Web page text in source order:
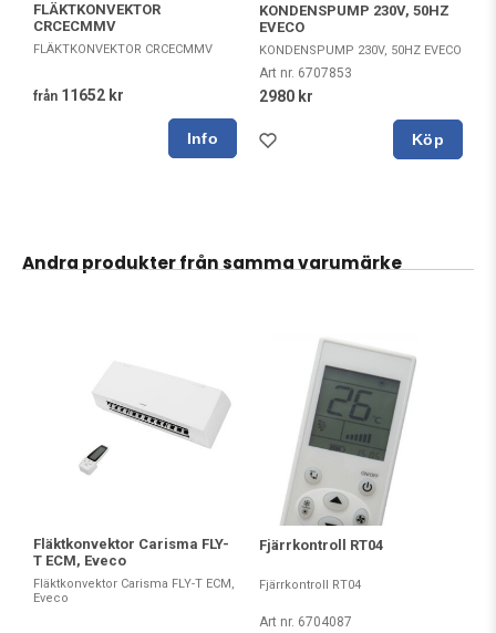
FLÄKTKONVEKTOR
CRCECMMV
FLÄKTKONVEKTOR CRCECMMV
från 11652 kr
KONDENSPUMP 230V, 50HZ
EVECO
KONDENSPUMP 230V, 50HZ EVECO
Art nr. 6707853
2980 kr
Köp
Andra produkter från samma varumärke
Fläktkonvektor Carisma FLY-
T ECM, Eveco
Fläktkonvektor Carisma FLY-T ECM,
Eveco
Fjärrkontroll RT04
Fjärrkontroll RT04
Art nr. 6704087